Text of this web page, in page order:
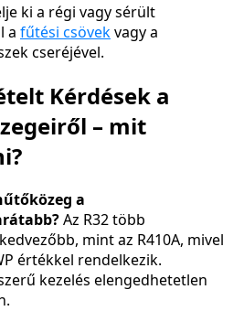
ki a régi vagy sérült
a fűtési csövekvagy a
cseréjével.
Kérdések a
– mit
a
Az R32 több
mint az R410A, mivel
értékkel rendelkezik.
kezelés elengedhetetlen